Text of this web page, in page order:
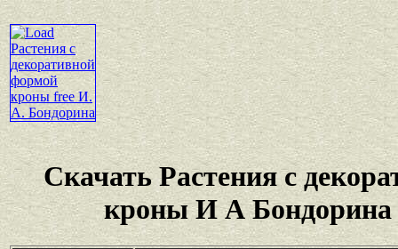
Скачать Растения с
кроны И А Бондорина